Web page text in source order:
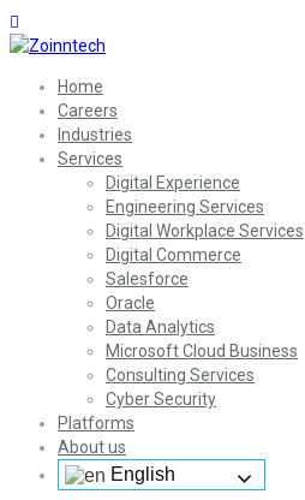
Home
Careers
Industries
Services
Digital Experience
Engineering Services
Digital Workplace Services
Digital Commerce
Salesforce
Oracle
Data Analytics
Microsoft Cloud Business
Consulting Services
Cyber Security
Platforms
About us
English